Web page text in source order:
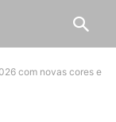
com novas cores e